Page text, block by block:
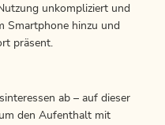
unkompliziert und
Smartphone hinzu und
präsent.
ab – auf dieser
den Aufenthalt mit